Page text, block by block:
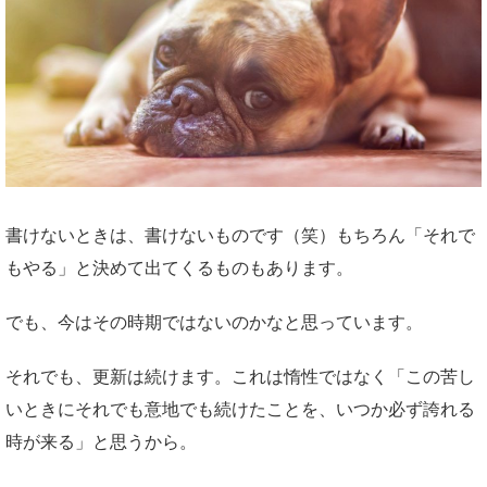
書けないときは、書けないものです（笑）もちろん「それで
もやる」と決めて出てくるものもあります。
でも、今はその時期ではないのかなと思っています。
それでも、更新は続けます。これは惰性ではなく「この苦し
いときにそれでも意地でも続けたことを、いつか必ず誇れる
時が来る」と思うから。